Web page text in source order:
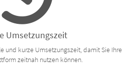
Umsetzungszeit
und kurze Umsetzungszeit, damit Sie Ihre
zeitnah nutzen können.